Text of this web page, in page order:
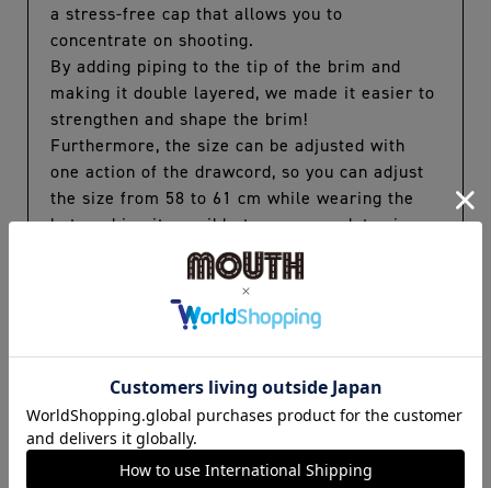
a stress-free cap that allows you to
concentrate on shooting.
By adding piping to the tip of the brim and
making it double layered, we made it easier to
strengthen and shape the brim!
Furthermore, the size can be adjusted with
one action of the drawcord, so you can adjust
the size from 58 to 61 cm while wearing the
hat, making it possible to accommodate sizes
from women to men!
The thickness and strength of the size
adjustment drawcord have been revised, and
the color rubber matches the hat.
The soft material fits snugly around your head,
and is made with water repellent, sweat
absorbent, antibacterial, and deodorizing anti-
perspirants that will repel sudden light rain, as
well as a sewing thread that reduces static